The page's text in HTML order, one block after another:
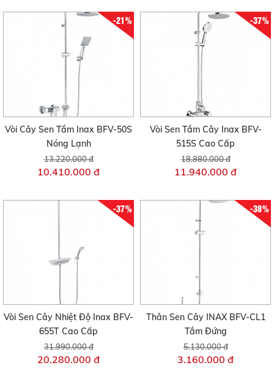
-21%
Vòi Cây Sen Tắm Inax BFV-50S
Nóng Lạnh
13.220.000 đ
10.410.000 đ
-37%
Vòi Sen Tắm Cây Inax BFV-
515S Cao Cấp
18.880.000 đ
11.940.000 đ
-37%
Vòi Sen Cây Nhiệt Độ Inax BFV-
655T Cao Cấp
31.990.000 đ
20.280.000 đ
-38%
Thân Sen Cây INAX BFV-CL1
Tắm Đứng
5.130.000 đ
3.160.000 đ